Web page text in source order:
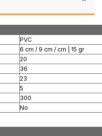
PVC
6 cm / 9 cm / cm | 15 gr
20
36
23
5
300
No